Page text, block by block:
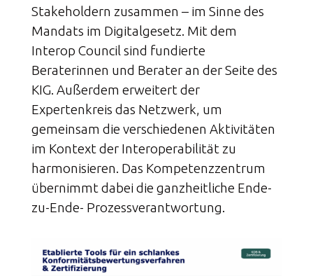
Stakeholdern zusammen – im Sinne des
Mandats im Digitalgesetz. Mit dem
Interop Council sind fundierte
Beraterinnen und Berater an der Seite des
KIG. Außerdem erweitert der
Expertenkreis das Netzwerk, um
gemeinsam die verschiedenen Aktivitäten
im Kontext der Interoperabilität zu
harmonisieren. Das Kompetenzzentrum
übernimmt dabei die ganzheitliche Ende-
zu-Ende- Prozessverantwortung.